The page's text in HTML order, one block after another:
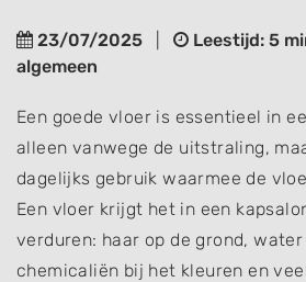
23/07/2025 Leestijd: 5
algemeen
Een goede vloer is essentieel in
alleen vanwege de uitstraling,
dagelijks gebruik waarmee de
Een vloer krijgt het in een
verduren: haar op de grond,
chemicaliën bij het kleuren en